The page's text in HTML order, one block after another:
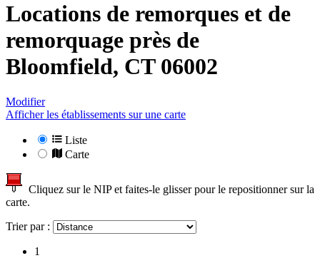
Locations de remorques et de
remorquage près de
Bloomfield, CT 06002
Modifier
Afficher les établissements sur une carte
Liste
Carte
Cliquez sur le NIP et faites-le glisser pour le repositionner sur la
carte.
Trier par :
1